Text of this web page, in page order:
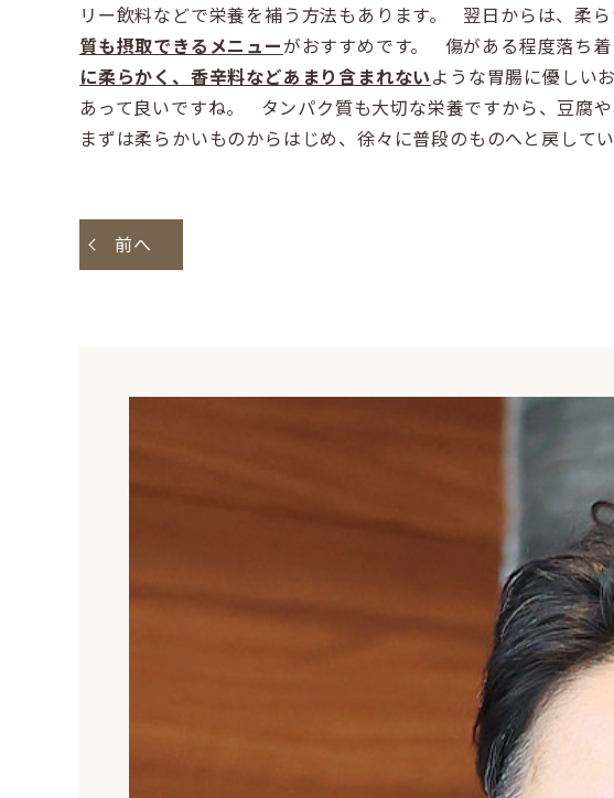
リー飲料などで栄養を補う方法もあります。 翌日からは、柔
質も摂取できるメニューがおすすめです。 傷がある程度落ち
に柔らかく、香辛料などあまり含まれないような胃腸に優しい
あって良いですね。 タンパク質も大切な栄養ですから、豆腐
まずは柔らかいものからはじめ、徐々に普段のものへと戻し
前へ